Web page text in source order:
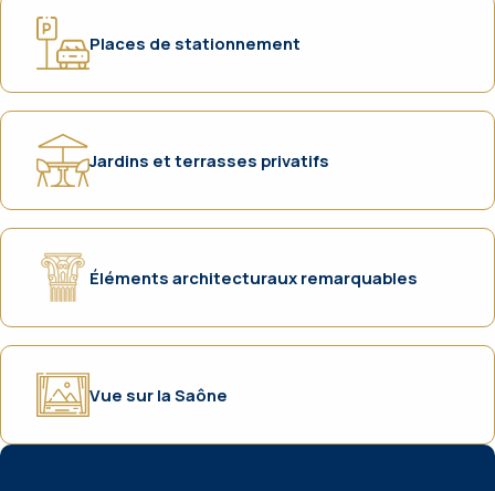
Places de stationnement
Jardins et terrasses privatifs
Éléments architecturaux remarquables
Vue sur la Saône